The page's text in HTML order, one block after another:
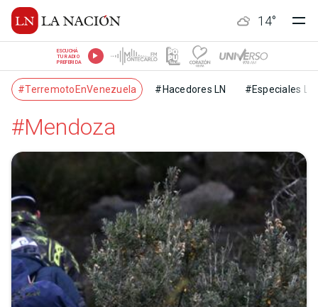
14°
ESCUCHÁ
TU RADIO
PREFERIDA
#TerremotoEnVenezuela #Hacedores LN #Especiales LN
#Mendoza